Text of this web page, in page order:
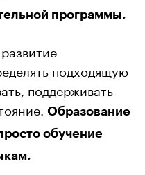
программы.
подходящую
поддерживать
Образование
обучение